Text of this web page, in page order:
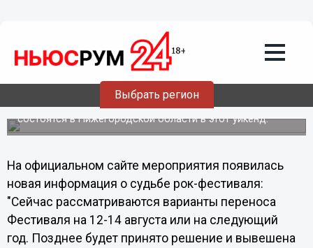
Выбрать регион
Фестиваль "РОК лето" могут перенести
О такой возможности сообщают организаторы
музыкального рок-фестиваля, который должен был
состоятся в Нижегородской области в этот уикенд.
На официальном сайте мероприятия появилась
новая информация о судьбе рок-фестиваля:
"Сейчас рассматриваются варианты переноса
Фестиваля на 12-14 августа или на следующий
год. Позднее будет принято решение и вывешена